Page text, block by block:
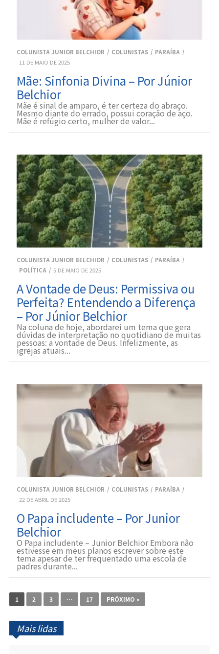
COLUNISTA JUNIOR BELCHIOR COLUNISTAS
PARAÍBA
11 DE MAIO DE 2025
Mãe: Sinfonia Divina – Por Júnior
Belchior
Mãe é sinal de amparo, é ter certeza do abraço.
Mesmo diante do errado, possui coração de aço.
Mãe é refúgio certo, mulher de valor...
COLUNISTA JUNIOR BELCHIOR COLUNISTAS
PARAÍBA
POLÍTICA
5 DE MAIO DE 2025
A Vontade de Deus: Permissiva ou
Perfeita? Entendendo a Diferença
– Por Júnior Belchior
Na coluna de hoje, abordarei um tema que gera
dúvidas de interpretação no quotidiano de muitas
pessoas: a vontade de Deus. Infelizmente, as
igrejas atuais...
COLUNISTA JUNIOR BELCHIOR COLUNISTAS
PARAÍBA
22 DE ABRIL DE 2025
O Papa includente – Por Junior
Belchior
O Papa includente – Junior Belchior Embora não
estivesse em meus planos escrever sobre este
tema apesar de ter frequentado uma escola de
padres durante...
1 2 3 … 17 PRÓXIMO »
Mais lidas